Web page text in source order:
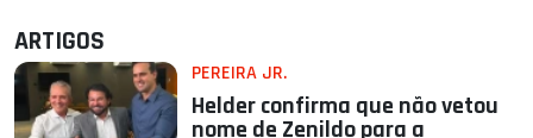
ARTIGOS
PEREIRA JR.
Helder confirma que não vetou
nome de Zenildo para a